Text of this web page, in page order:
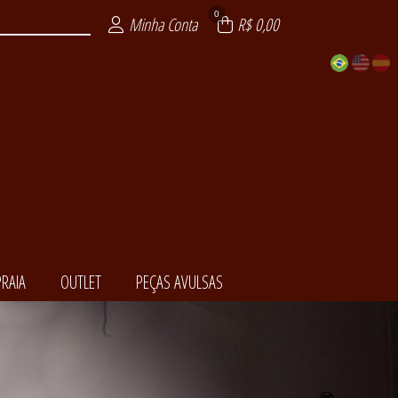
Minha Conta 0 R$ 0,00
OUTLET PEÇAS AVULSAS